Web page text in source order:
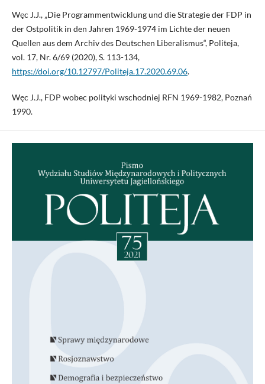
Węc J.J., „Die Programmentwicklung und die Strategie der FDP in
der Ostpolitik in den Jahren 1969-1974 im Lichte der neuen
Quellen aus dem Archiv des Deutschen Liberalismus“, Politeja,
vol. 17, Nr. 6/69 (2020), S. 113-134,
https://doi.org/10.12797/Politeja.17.2020.69.06.
Węc J.J., FDP wobec polityki wschodniej RFN 1969-1982, Poznań
1990.